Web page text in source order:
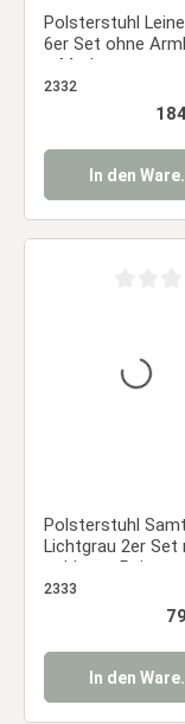
Polsterstuhl
6er Set ohne
– Moderne
Esszimmerstühle
2332
In den
Polsterstuhl Samt
Lichtgrau 2er Set
goldenen Beinen –
Elegante
Esszimmerstühle
2333
In den